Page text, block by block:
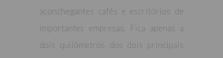
aconchegantes cafés e escritórios de
importantes empresas. Fica apenas a
dois quilômetros dos dois principais